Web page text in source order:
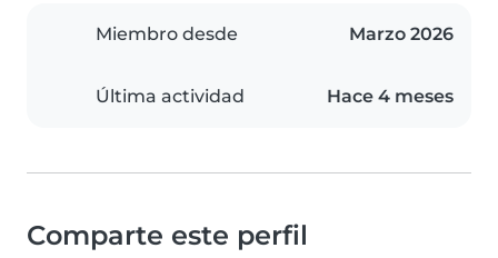
Miembro desde Marzo 2026
Última actividad Hace 4 meses
Comparte este perfil